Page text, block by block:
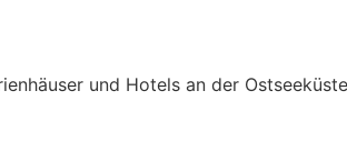
und Hotels an der